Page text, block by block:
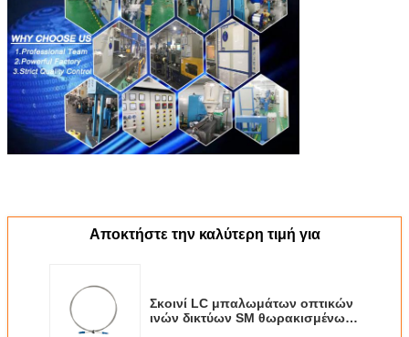
Αποκτήστε την καλύτερη τιμή για
Σκοινί LC μπαλωμάτων οπτικών
ινών δικτύων SM θωρακισμένων